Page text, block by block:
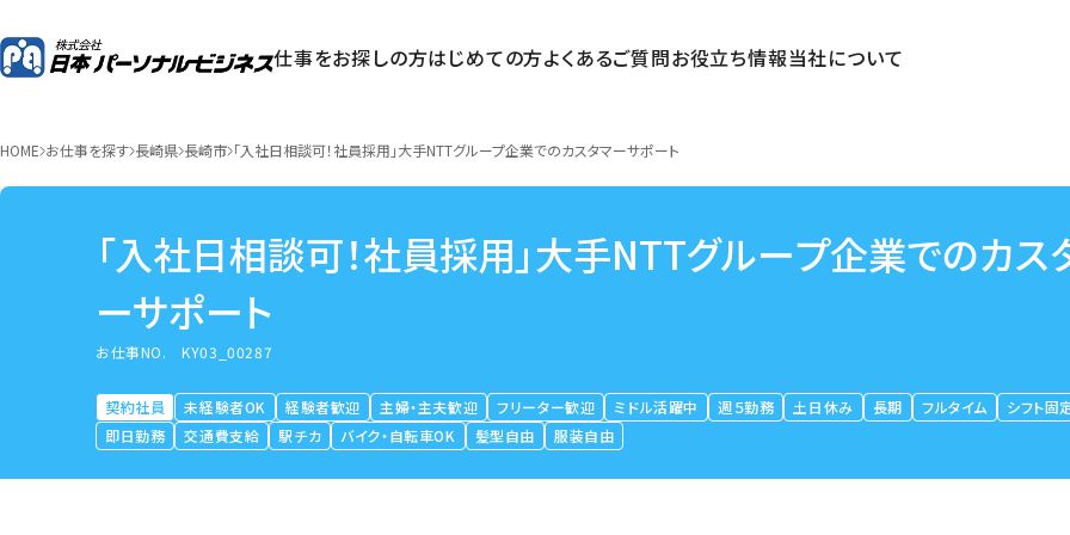
仕事をお探しの方はじめての方よくあるご質問お役立ち情報当社について
HOME お仕事を探す 長崎県 長崎市 「入社日相談可！社員採用」大手NTTグループ企業でのカスタマーサポート
「入社日相談可！社員採用」大手NTTグループ企業でのカス
ーサポート
お仕事NO.KY03_00287
契約社員 未経験者OK 経験者歓迎 主婦・主夫歓迎 フリーター歓迎 ミドル活躍中 週５勤務 土日休み 長期 フルタイム
シフト固
即日勤務
交通費支給 駅チカ バイク・自転車OK 髪型自由 服装自由